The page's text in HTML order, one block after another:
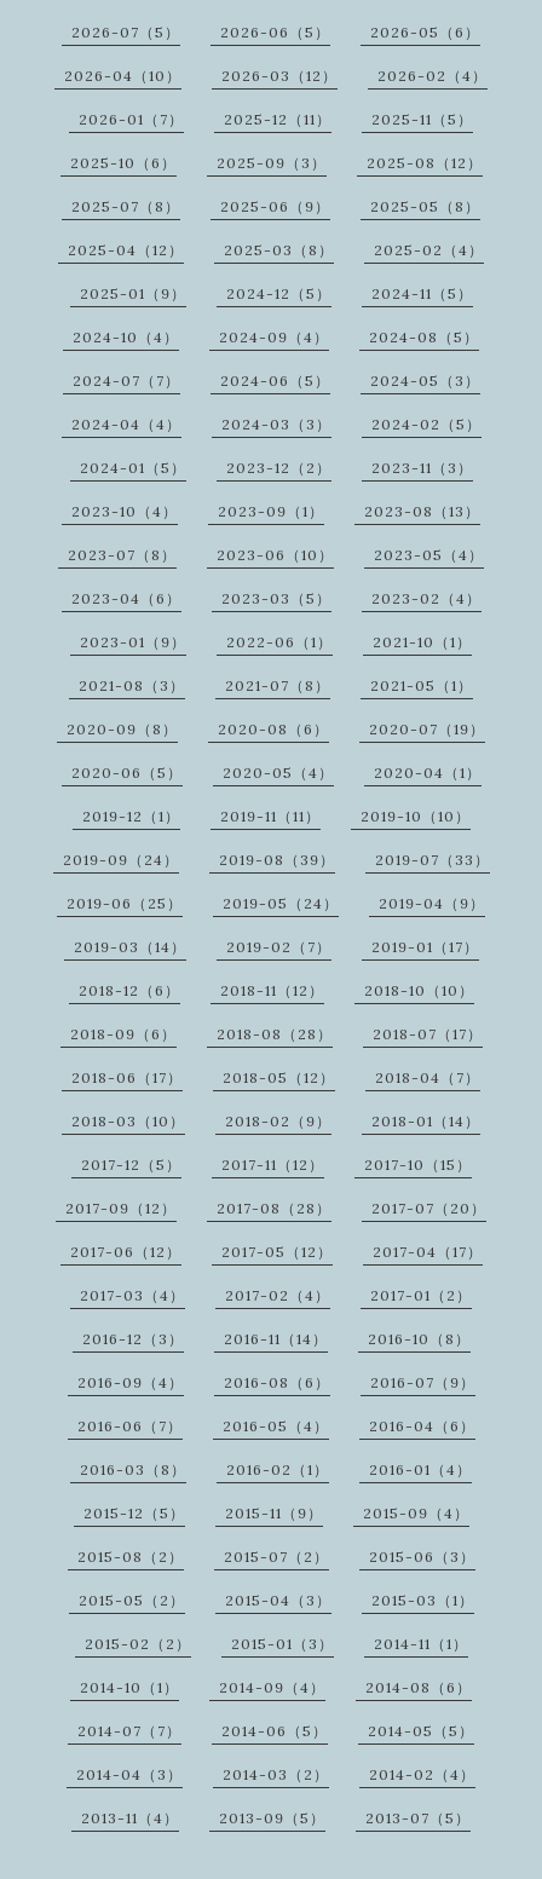
2026-07（5） 2026-06（5） 2026-05（6）
2026-04（10） 2026-03（12） 2026-02（4）
2026-01（7） 2025-12（11） 2025-11（5）
2025-10（6） 2025-09（3） 2025-08（12）
2025-07（8） 2025-06（9） 2025-05（8）
2025-04（12） 2025-03（8） 2025-02（4）
2025-01（9） 2024-12（5） 2024-11（5）
2024-10（4） 2024-09（4） 2024-08（5）
2024-07（7） 2024-06（5） 2024-05（3）
2024-04（4） 2024-03（3） 2024-02（5）
2024-01（5） 2023-12（2） 2023-11（3）
2023-10（4） 2023-09（1） 2023-08（13）
2023-07（8） 2023-06（10） 2023-05（4）
2023-04（6） 2023-03（5） 2023-02（4）
2023-01（9） 2022-06（1） 2021-10（1）
2021-08（3） 2021-07（8） 2021-05（1）
2020-09（8） 2020-08（6） 2020-07（19）
2020-06（5） 2020-05（4） 2020-04（1）
2019-12（1） 2019-11（11） 2019-10（10）
2019-09（24） 2019-08（39） 2019-07（33）
2019-06（25） 2019-05（24） 2019-04（9）
2019-03（14） 2019-02（7） 2019-01（17）
2018-12（6） 2018-11（12） 2018-10（10）
2018-09（6） 2018-08（28） 2018-07（17）
2018-06（17） 2018-05（12） 2018-04（7）
2018-03（10） 2018-02（9） 2018-01（14）
2017-12（5） 2017-11（12） 2017-10（15）
2017-09（12） 2017-08（28） 2017-07（20）
2017-06（12） 2017-05（12） 2017-04（17）
2017-03（4） 2017-02（4） 2017-01（2）
2016-12（3） 2016-11（14） 2016-10（8）
2016-09（4） 2016-08（6） 2016-07（9）
2016-06（7） 2016-05（4） 2016-04（6）
2016-03（8） 2016-02（1） 2016-01（4）
2015-12（5） 2015-11（9） 2015-09（4）
2015-08（2） 2015-07（2） 2015-06（3）
2015-05（2） 2015-04（3） 2015-03（1）
2015-02（2） 2015-01（3） 2014-11（1）
2014-10（1） 2014-09（4） 2014-08（6）
2014-07（7） 2014-06（5） 2014-05（5）
2014-04（3） 2014-03（2） 2014-02（4）
2013-11（4） 2013-09（5） 2013-07（5）